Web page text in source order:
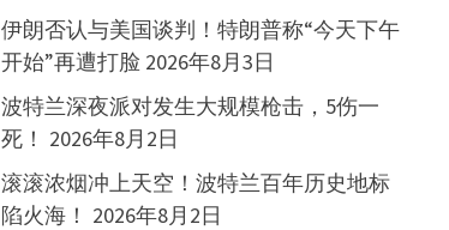
伊朗否认与美国谈判！特朗普称“今天下午
开始”再遭打脸 2026年8月3日
波特兰深夜派对发生大规模枪击，5伤一
死！ 2026年8月2日
滚滚浓烟冲上天空！波特兰百年历史地标
陷火海！ 2026年8月2日